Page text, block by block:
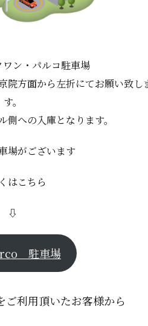
ワン・パルコ駐車場
院方面から左折にてお願い致し
す。
側への入庫となります。
場がございます
はこちら
⇩
駐車場
ご利用頂いたお客様から